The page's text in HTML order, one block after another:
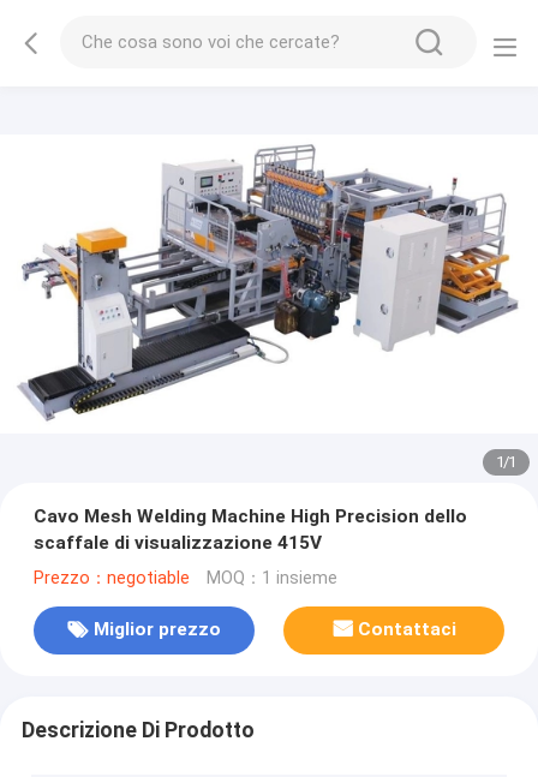
1/1
Cavo Mesh Welding Machine High Precision dello
scaffale di visualizzazione 415V
Prezzo：negotiable MOQ：1 insieme
Miglior prezzo Contattaci
Descrizione Di Prodotto